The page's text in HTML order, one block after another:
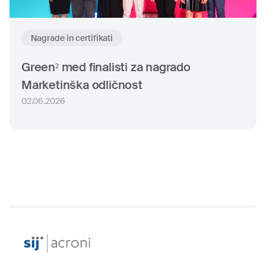
Nagrade in certifikati
Green² med finalisti za nagrado
Marketinška odličnost
02.06.2026